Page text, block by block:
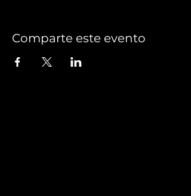
Comparte este evento